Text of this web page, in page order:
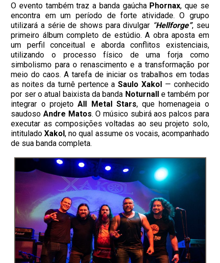
O evento também traz a banda gaúcha Phornax, que se
encontra em um período de forte atividade. O grupo
utilizará a série de shows para divulgar “Hellforge”, seu
primeiro álbum completo de estúdio. A obra aposta em
um perfil conceitual e aborda conflitos existenciais,
utilizando o processo físico de uma forja como
simbolismo para o renascimento e a transformação por
meio do caos. A tarefa de iniciar os trabalhos em todas
as noites da turnê pertence aSaulo Xakol — conhecido
por ser o atual baixista da banda Noturnalle também por
integrar o projetoAll Metal Stars, que homenageia o
saudosoAndre Matos. O músico subirá aos palcos para
executar as composições voltadas ao seu projeto solo,
intituladoXakol, no qual assume os vocais, acompanhado
de sua banda completa.